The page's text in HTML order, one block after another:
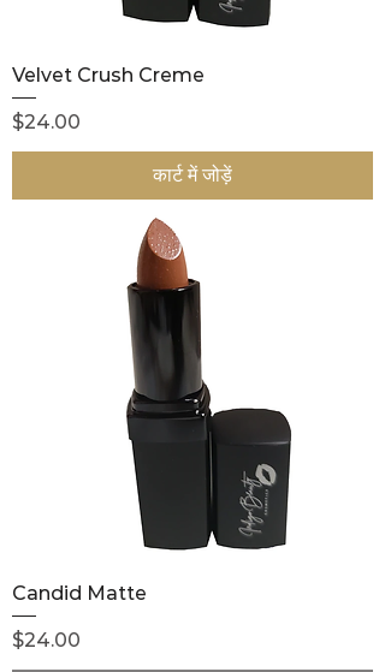
Velvet Crush Creme
मूल्य
$24.00
कार्ट में जोड़ें
Candid Matte
मूल्य
$24.00